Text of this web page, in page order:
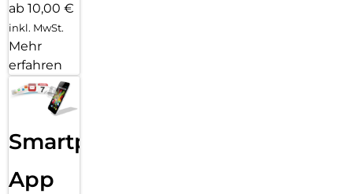
ab 10,00 €
inkl. MwSt.
Mehr
erfahren
Smartphone
App